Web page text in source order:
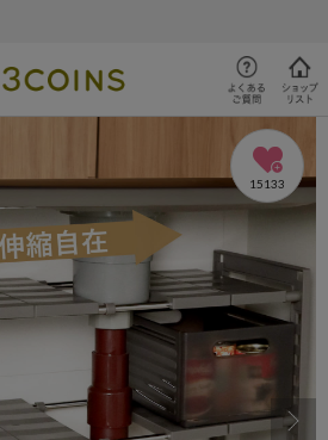
15133